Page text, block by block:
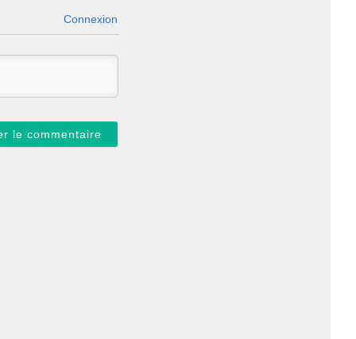
Connexion